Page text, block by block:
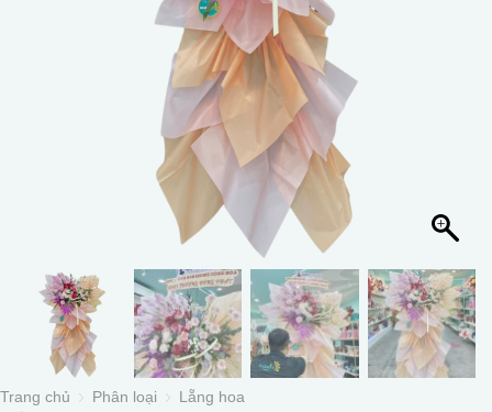
Trang chủ Phân loại Lẵng hoa